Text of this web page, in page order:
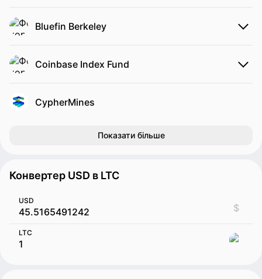
Bluefin Berkeley
Coinbase Index Fund
CypherMines
Показати більше
Конвертер USD в LTC
USD
$
LTC